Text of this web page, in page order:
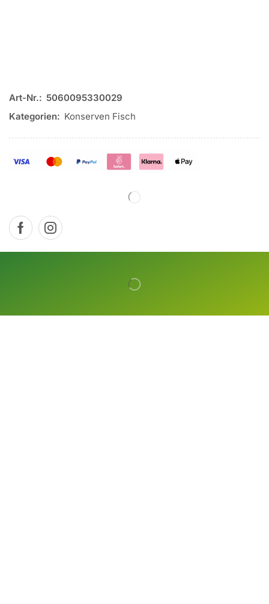
Art-Nr.: 5060095330029
Kategorien: Konserven Fisch